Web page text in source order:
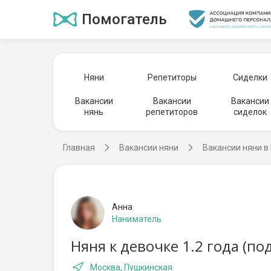
Помогатель
Няни Репетиторы Сиделки
Вакансии
нянь
Вакансии
репетиторов
Вакансии
сиделок
Главная Вакансии няни Вакансии няни
Анна
Наниматель
Няня к девочке 1.2 года
Москва, Пушкинская